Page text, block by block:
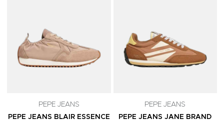
PEPE JEANS
PEPE JEANS BLAIR ESSENCE
PEPE JEANS
PEPE JEANS JANE BRAND